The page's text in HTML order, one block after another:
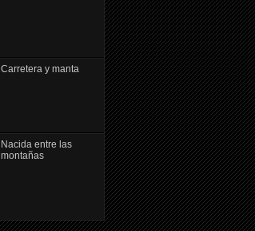
Carretera y manta
Nacida entre las
montañas